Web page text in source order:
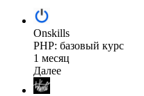
Onskills
PHP: базовый курс
1 месяц
Далее